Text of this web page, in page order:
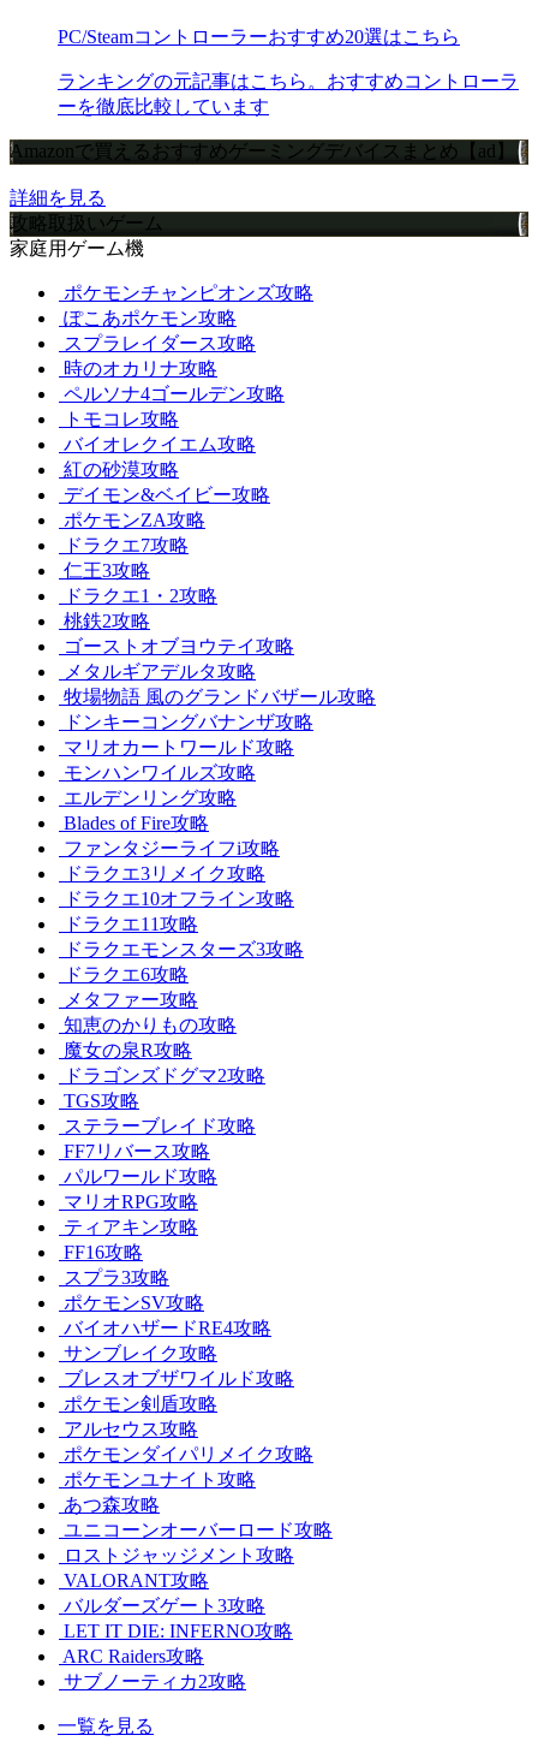
PC/Steamコントローラーおすすめ20選はこちら
ランキングの元記事はこちら。おすすめコントローラ
ーを徹底比較しています
Amazonで買えるおすすめゲーミングデバイスまとめ【ad】
詳細を見る
攻略取扱いゲーム
家庭用ゲーム機
ポケモンチャンピオンズ攻略
ぽこあポケモン攻略
スプラレイダース攻略
時のオカリナ攻略
ペルソナ4ゴールデン攻略
トモコレ攻略
バイオレクイエム攻略
紅の砂漠攻略
デイモン&ベイビー攻略
ポケモンZA攻略
ドラクエ7攻略
仁王3攻略
ドラクエ1・2攻略
桃鉄2攻略
ゴーストオブヨウテイ攻略
メタルギアデルタ攻略
牧場物語 風のグランドバザール攻略
ドンキーコングバナンザ攻略
マリオカートワールド攻略
モンハンワイルズ攻略
エルデンリング攻略
Blades of Fire攻略
ファンタジーライフi攻略
ドラクエ3リメイク攻略
ドラクエ10オフライン攻略
ドラクエ11攻略
ドラクエモンスターズ3攻略
ドラクエ6攻略
メタファー攻略
知恵のかりもの攻略
魔女の泉R攻略
ドラゴンズドグマ2攻略
TGS攻略
ステラーブレイド攻略
FF7リバース攻略
パルワールド攻略
マリオRPG攻略
ティアキン攻略
FF16攻略
スプラ3攻略
ポケモンSV攻略
バイオハザードRE4攻略
サンブレイク攻略
ブレスオブザワイルド攻略
ポケモン剣盾攻略
アルセウス攻略
ポケモンダイパリメイク攻略
ポケモンユナイト攻略
あつ森攻略
ユニコーンオーバーロード攻略
ロストジャッジメント攻略
VALORANT攻略
バルダーズゲート3攻略
LET IT DIE: INFERNO攻略
ARC Raiders攻略
サブノーティカ2攻略
一覧を見る